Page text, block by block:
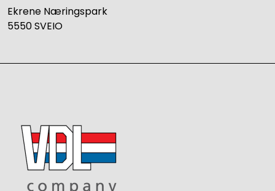
Ekrene Næringspark
5550 SVEIO